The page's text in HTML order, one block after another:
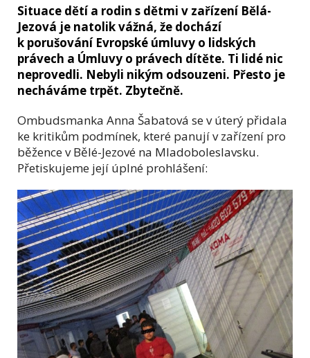
Situace dětí a rodin s dětmi v zařízení Bělá-
Jezová je natolik vážná, že dochází
k porušování Evropské úmluvy o lidských
právech a Úmluvy o právech dítěte. Ti lidé nic
neprovedli. Nebyli nikým odsouzeni. Přesto je
necháváme trpět. Zbytečně.
Ombudsmanka Anna Šabatová se v úterý přidala
ke kritikům podmínek, které panují v zařízení pro
běžence v Bělé-Jezové na Mladoboleslavsku.
Přetiskujeme její úplné prohlášení: